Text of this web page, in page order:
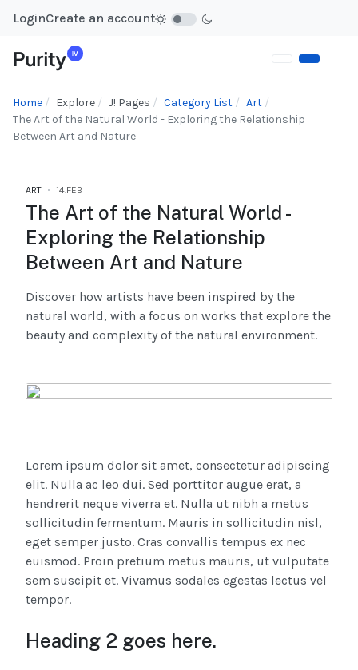
LoginCreate an account
Home Explore J! Pages Category List
Art
The Art of the Natural World - Exploring the Relationship
Between Art and Nature
ART 14.FEB
The Art of the Natural World -
Exploring the Relationship
Between Art and Nature
Discover how artists have been inspired by the
natural world, with a focus on works that explore the
beauty and complexity of the natural environment.
Lorem ipsum dolor sit amet, consectetur adipiscing
elit. Nulla ac leo dui. Sed porttitor augue erat, a
hendrerit neque viverra et. Nulla ut nibh a metus
sollicitudin fermentum. Mauris in sollicitudin nisl,
eget semper justo. Cras convallis tempus ex nec
euismod. Proin pretium metus mauris, ut vulputate
sem suscipit et. Vivamus sodales egestas lectus vel
tempor.
Heading 2 goes here.